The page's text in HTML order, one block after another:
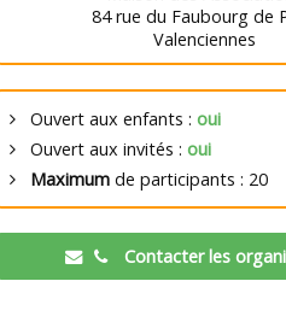
84 rue du Faubourg de
Valenciennes
Ouvert aux enfants : oui
Ouvert aux invités : oui
Maximumde participants : 20
Contacter les